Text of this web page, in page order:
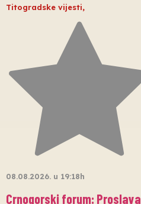
Titogradske vijesti,
08.08.2026. u 19:18h
Crnogorski forum: Proslava